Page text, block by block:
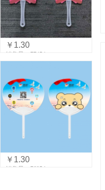
￥1.30
销售量：77454
￥1.30
销售量：76954